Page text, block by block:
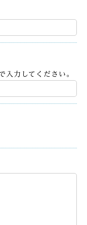
入力してください。